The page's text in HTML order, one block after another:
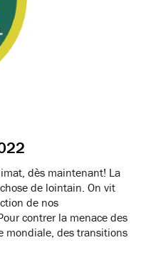
dès maintenant! La
de lointain. On vit
de nos
contrer la menace des
mondiale, des transitions